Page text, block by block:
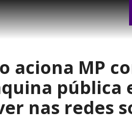
aciona MP
pública
nas redes